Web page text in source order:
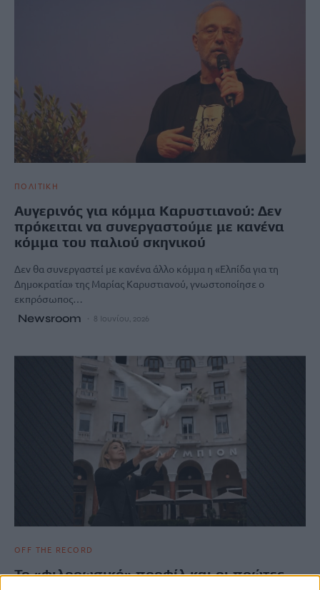
ΠΟΛΙΤΙΚΗ
Αυγερινός για κόμμα Καρυστιανού: Δεν
πρόκειται να συνεργαστούμε με κανένα
κόμμα του παλιού σκηνικού
Δεν θα συνεργαστεί με κανένα άλλο κόμμα η «Ελπίδα για τη
Δημοκρατία» της Μαρίας Καρυστιανού, γνωστοποίησε ο
εκπρόσωπος…
Newsroom 8 Ιουνίου, 2026
OFF THE RECORD
Το «φιλορωσικό» προφίλ και οι πρώτες